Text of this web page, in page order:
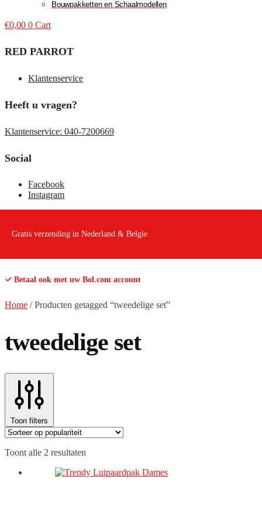
Bouwpakketten en Schaalmodellen
€0,00 0 Cart
RED PARROT
Klantenservice
Heeft u vragen?
Klantenservice: 040-7200669
Social
Facebook
Instagram
Gratis verzending in Nederland & Belgie
✓ Betaal ook met uw Bol.com account
Home /Producten getagged “tweedelige set”
tweedelige set
Toon filters
Toont alle 2 resultaten
populariteit